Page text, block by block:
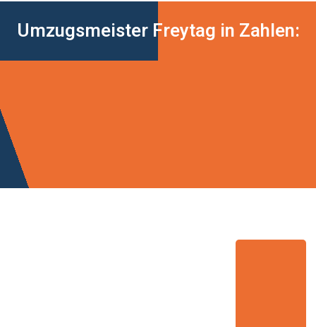
Umzugsmeister Freytag in Zahlen: